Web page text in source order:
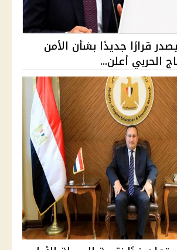
قرارًا جديدًا بشأن الأمن
الحربي أعلن...